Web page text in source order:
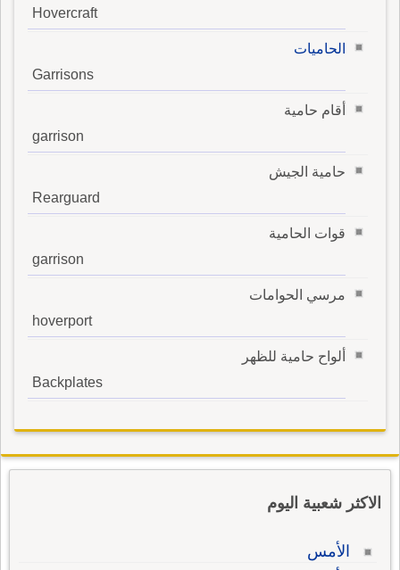
Hovercraft
الحاميات
Garrisons
أقام حامية
garrison
حامية الجيش
Rearguard
قوات الحامية
garrison
مرسي الحوامات
hoverport
ألواح حامية للظهر
Backplates
الاكثر شعبية اليوم
الأمس